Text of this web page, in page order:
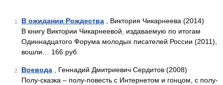
1 В ожидании Рождества , Виктория Чикарнеева (2014)
В книгу Виктории Чикарнеевой, издаваемую по итогам
Одиннадцатого Форума молодых писателей России (2011),
вошли… 166 руб
2 Воевода , Геннадий Дмитриевич Сердитов (2008)
Полу-сказка – полу-повесть с Интернетом и гонцом, с полу-